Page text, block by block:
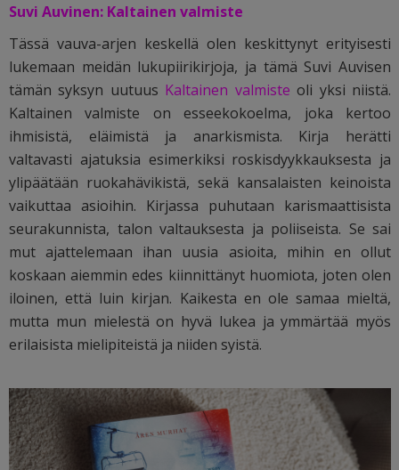
Suvi Auvinen: Kaltainen valmiste
Tässä vauva-arjen keskellä olen keskittynyt erityisesti
lukemaan meidän lukupiirikirjoja, ja tämä Suvi Auvisen
tämän syksyn uutuus Kaltainen valmiste oli yksi niistä.
Kaltainen valmiste on esseekokoelma, joka kertoo
ihmisistä, eläimistä ja anarkismista. Kirja herätti
valtavasti ajatuksia esimerkiksi roskisdyykkauksesta ja
ylipäätään ruokahävikistä, sekä kansalaisten keinoista
vaikuttaa asioihin. Kirjassa puhutaan karismaattisista
seurakunnista, talon valtauksesta ja poliiseista. Se sai
mut ajattelemaan ihan uusia asioita, mihin en ollut
koskaan aiemmin edes kiinnittänyt huomiota, joten olen
iloinen, että luin kirjan. Kaikesta en ole samaa mieltä,
mutta mun mielestä on hyvä lukea ja ymmärtää myös
erilaisista mielipiteistä ja niiden syistä.